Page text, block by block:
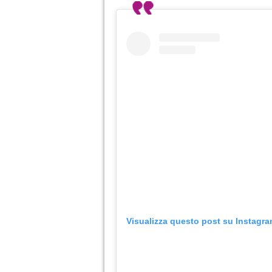
Visualizza questo post su